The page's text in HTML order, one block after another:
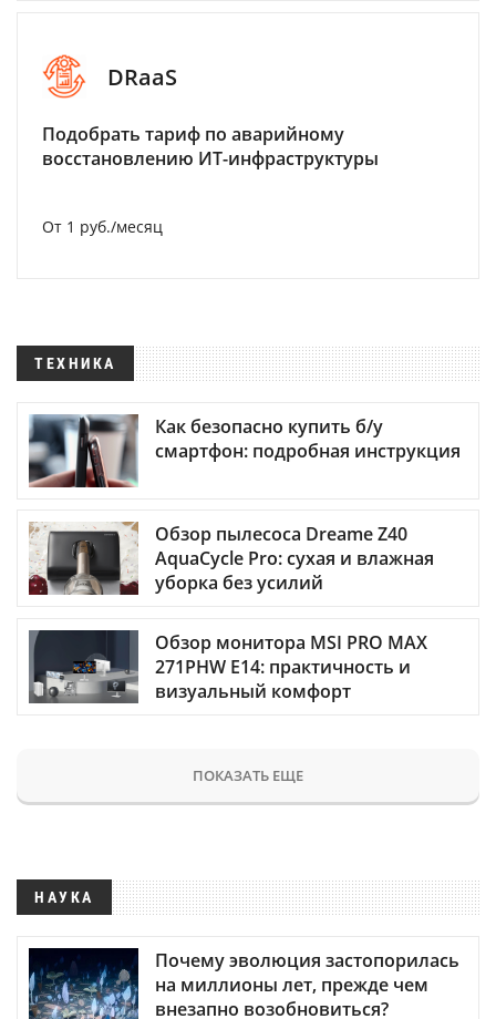
DRaaS
Подобрать тариф по аварийному
восстановлению ИТ-инфраструктуры
От 1 руб./месяц
ТЕХНИКА
Как безопасно купить б/у
смартфон: подробная инструкция
Обзор пылесоса Dreame Z40
AquaCycle Pro: сухая и влажная
уборка без усилий
Обзор монитора MSI PRO MAX
271PHW E14: практичность и
визуальный комфорт
ПОКАЗАТЬ ЕЩЕ
НАУКА
Почему эволюция застопорилась
на миллионы лет, прежде чем
внезапно возобновиться?